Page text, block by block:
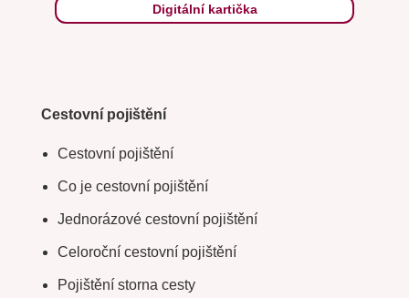
Digitální kartička
Cestovní pojištění
Cestovní pojištění
Co je cestovní pojištění
Jednorázové cestovní pojištění
Celoroční cestovní pojištění
Pojištění storna cesty